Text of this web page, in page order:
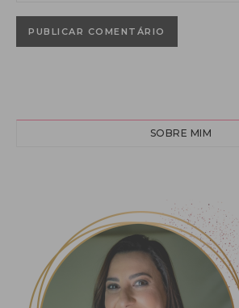
SOBRE MIM